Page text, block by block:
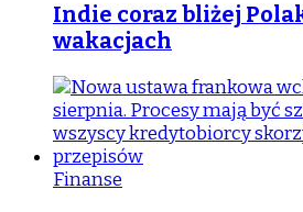
Indie coraz bliżej
wakacjach
Finanse